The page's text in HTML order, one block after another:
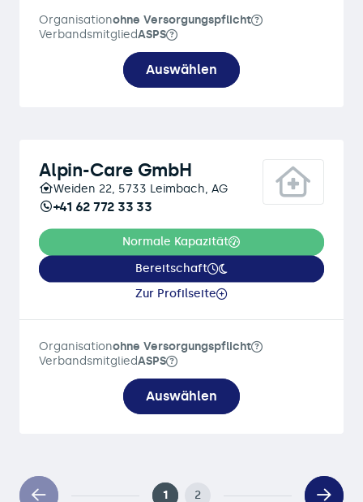
Organisationohne Versorgungspflicht
VerbandsmitgliedASPS
Auswählen
Alpin-Care GmbH
Weiden 22, 5733 Leimbach, AG
+41 62 772 33 33
Normale Kapazität
Bereitschaft
Zur Profilseite
Organisationohne Versorgungspflicht
VerbandsmitgliedASPS
Auswählen
1 2